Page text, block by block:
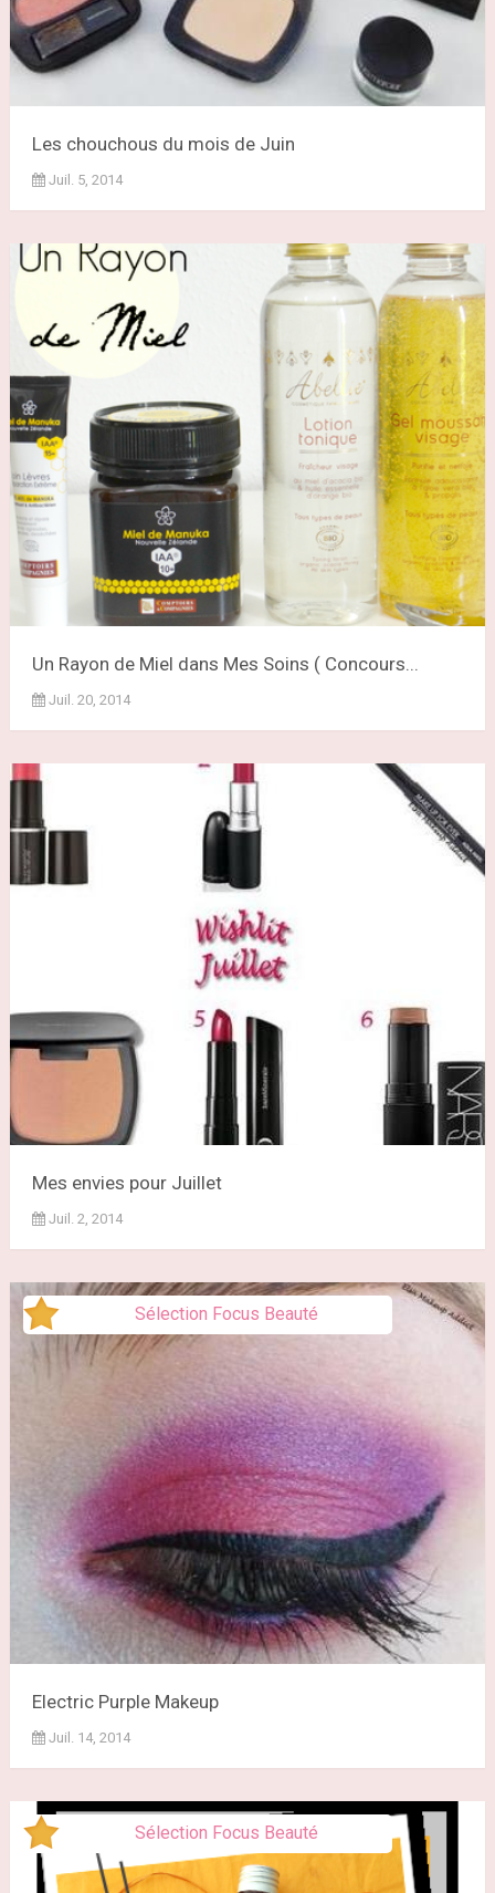
Les chouchous du mois de Juin
Juil. 5, 2014
Un Rayon de Miel dans Mes Soins ( Concours...
Juil. 20, 2014
Mes envies pour Juillet
Juil. 2, 2014
Sélection Focus Beauté
Electric Purple Makeup
Juil. 14, 2014
Sélection Focus Beauté